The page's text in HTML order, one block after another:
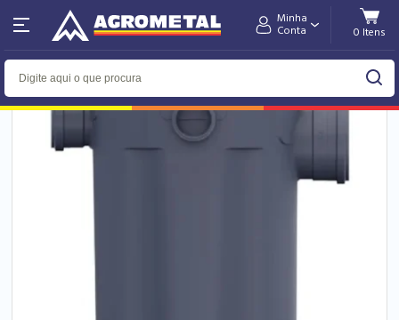
Minha
Conta
Home Hidráulica